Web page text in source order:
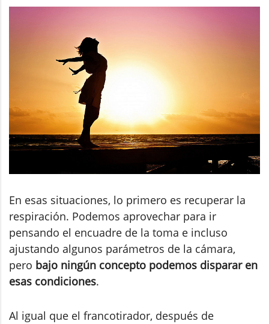
En esas situaciones, lo primero es recuperar la
respiración. Podemos aprovechar para ir
pensando el encuadre de la toma e incluso
ajustando algunos parámetros de la cámara,
pero bajo ningún concepto podemos disparar en
esas condiciones.
Al igual que el francotirador, después de